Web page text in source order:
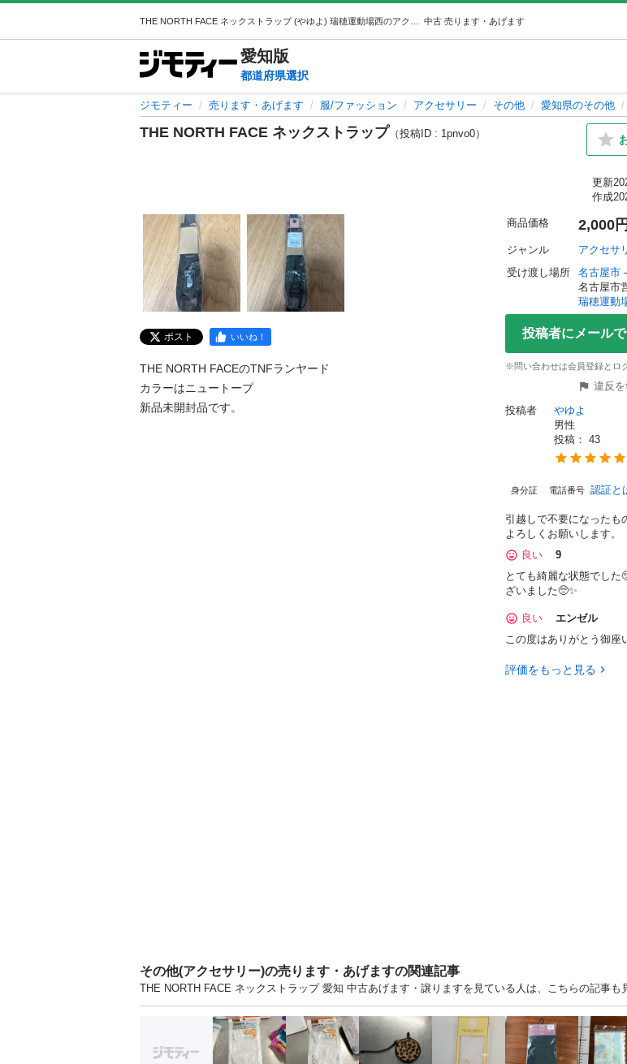
中古 売ります・あげます
愛知版
都道府県選択
ジモティー 売ります・あげます 服/ファッション アクセサリー その他 愛知県のその他
THE NORTH FACE ネックストラップ （投稿ID : 1pnvo0）
更新
作成
ポスト いいね！
THE NORTH FACEのTNFランヤード
カラーはニュートープ
新品未開封品です。
商品価格 2,000円
ジャンル アクセサ
受け渡し場所
名古屋市
瑞穂運動
投稿者にメール
※問い合わせは会員登録とロ
違反
投稿者
やゆよ
男性
投稿： 43
身分証 電話番号 認証と
引越しで不要になったも
よろしくお願いします。
良い
9
とても綺麗な状態でした
ざいました🥺✨
良い
エンゼル
この度はありがとう御座
評価をもっと見る
その他(アクセサリー)の売ります・あげますの関連記事
THE NORTH FACE ネックストラップ 愛知 中古あげます・譲りますを見ている人は、こちらの記事も